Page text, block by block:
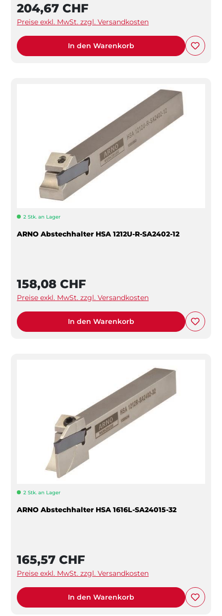
204,67 CHF
Preise exkl. MwSt. zzgl. Versandkosten
In den Warenkorb
2 Stk. an Lager
ARNO Abstechhalter HSA 1212U-R-SA2402-12
158,08 CHF
Preise exkl. MwSt. zzgl. Versandkosten
In den Warenkorb
2 Stk. an Lager
ARNO Abstechhalter HSA 1616L-SA24015-32
165,57 CHF
Preise exkl. MwSt. zzgl. Versandkosten
In den Warenkorb